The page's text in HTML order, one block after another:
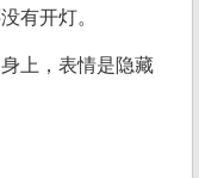
有开灯。
上，表情是隐藏